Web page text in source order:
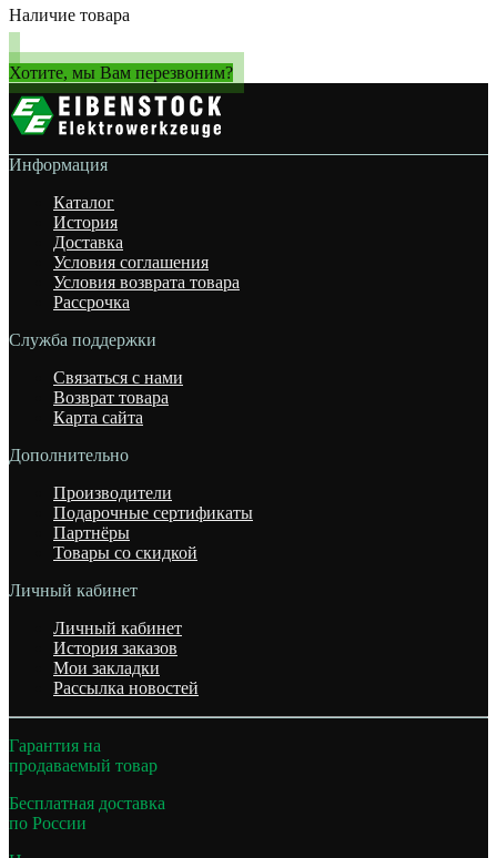
Наличие товара
Хотите, мы Вам перезвоним?
Информация
Каталог
История
Доставка
Условия соглашения
Условия возврата товара
Рассрочка
Служба поддержки
Связаться с нами
Возврат товара
Карта сайта
Дополнительно
Производители
Подарочные сертификаты
Партнёры
Товары со скидкой
Личный кабинет
Личный кабинет
История заказов
Мои закладки
Рассылка новостей
Гарантия на
продаваемый товар
Бесплатная доставка
по России